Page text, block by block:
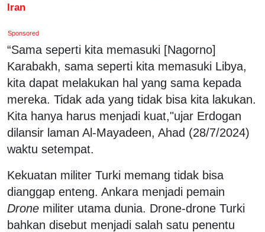
Iran
Sponsored
“Sama seperti kita memasuki [Nagorno]
Karabakh, sama seperti kita memasuki Libya,
kita dapat melakukan hal yang sama kepada
mereka. Tidak ada yang tidak bisa kita lakukan.
Kita hanya harus menjadi kuat,"ujar Erdogan
dilansir laman Al-Mayadeen, Ahad (28/7/2024)
waktu setempat.
Kekuatan militer Turki memang tidak bisa
dianggap enteng. Ankara menjadi pemain
Drone militer utama dunia. Drone-drone Turki
bahkan disebut menjadi salah satu penentu